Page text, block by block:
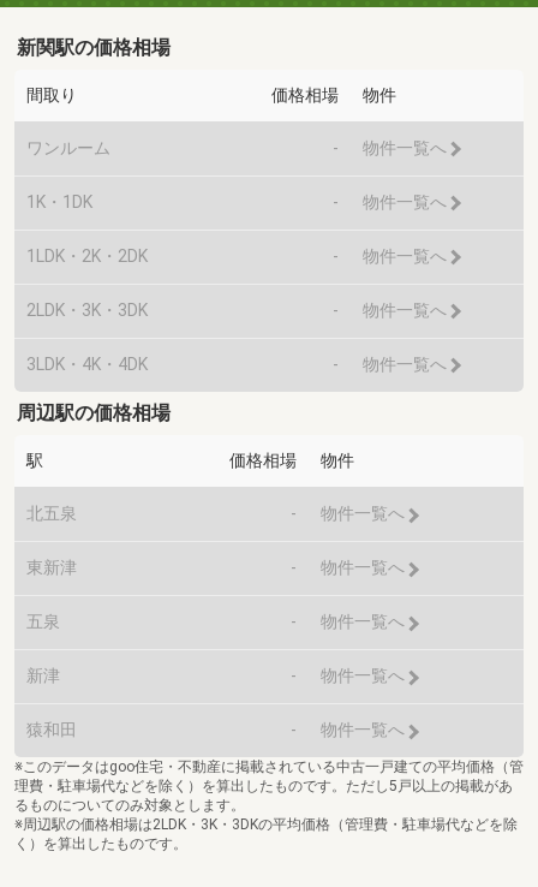
新関駅の価格相場
間取り 価格相場 物件
ワンルーム - 物件一覧へ
1K・1DK - 物件一覧へ
1LDK・2K・2DK - 物件一覧へ
2LDK・3K・3DK - 物件一覧へ
3LDK・4K・4DK - 物件一覧へ
周辺駅の価格相場
駅 価格相場 物件
北五泉 - 物件一覧へ
東新津 - 物件一覧へ
五泉 - 物件一覧へ
新津 - 物件一覧へ
猿和田 - 物件一覧へ
※このデータはgoo住宅・不動産に掲載されている中古一戸建ての平均価格（管
理費・駐車場代などを除く）を算出したものです。ただし5戸以上の掲載があ
るものについてのみ対象とします。
※周辺駅の価格相場は2LDK・3K・3DKの平均価格（管理費・駐車場代などを除
く）を算出したものです。